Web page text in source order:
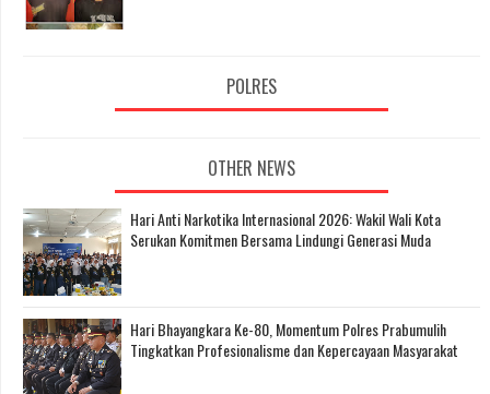
POLRES
OTHER NEWS
Hari Anti Narkotika Internasional 2026: Wakil Wali Kota
Serukan Komitmen Bersama Lindungi Generasi Muda
Hari Bhayangkara Ke-80, Momentum Polres Prabumulih
Tingkatkan Profesionalisme dan Kepercayaan Masyarakat